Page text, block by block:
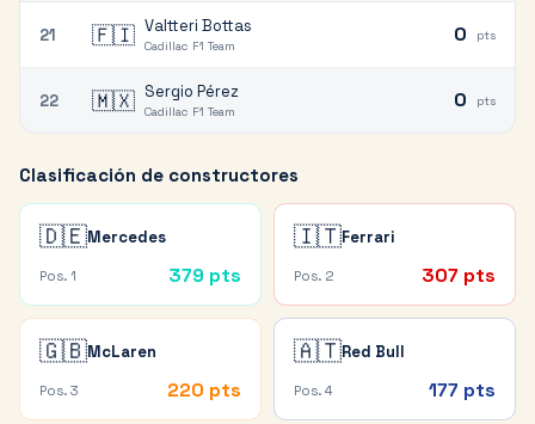
21 🇫🇮 Valtteri Bottas
Cadillac F1 Team 0 pts
22 🇲🇽 Sergio Pérez
Cadillac F1 Team 0 pts
Clasificación de constructores
🇩🇪Mercedes
Pos. 1 379 pts
🇮🇹Ferrari
Pos. 2 307 pts
🇬🇧McLaren
Pos. 3 220 pts
🇦🇹Red Bull
Pos. 4 177 pts